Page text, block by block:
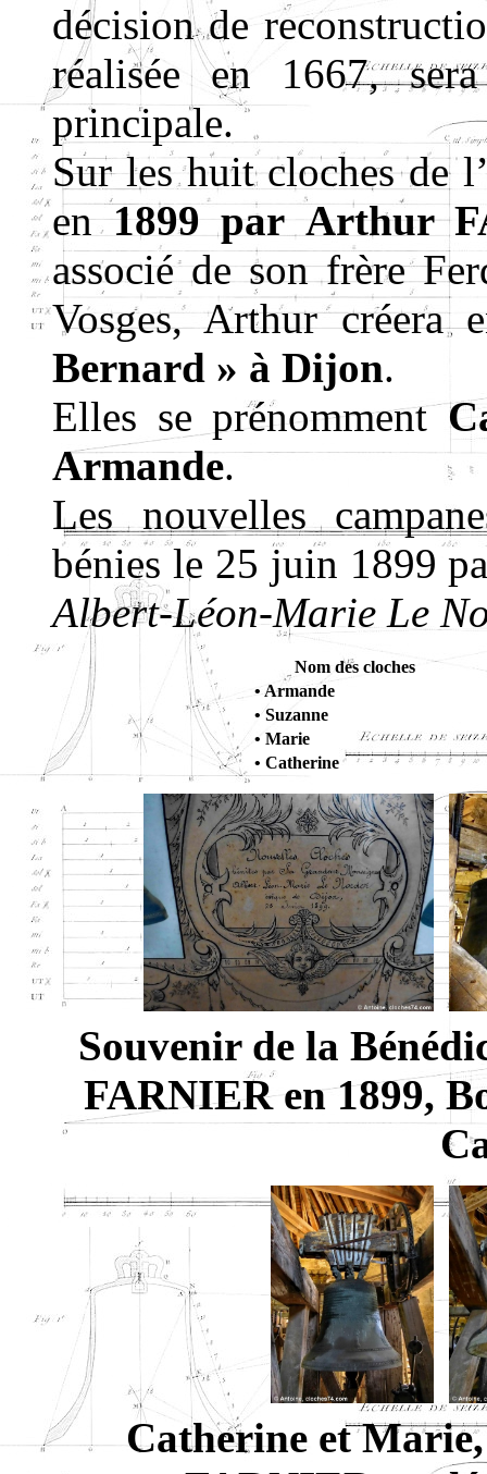
décision de
réalisée en 1667,
principale.
Sur les huit cloches de
en1899 par Arthur
associé de son frère
Vosges, Arthur créera
Bernard » à Dijon.
Elles se prénomment
Armande.
Les nouvelles
bénies le 25 juin 1899
Albert-Léon-Marie Le
Nom des cloches
• Armande
• Suzanne
• Marie
• Catherine
Souvenir de la
FARNIER en 1899,
Catherine et